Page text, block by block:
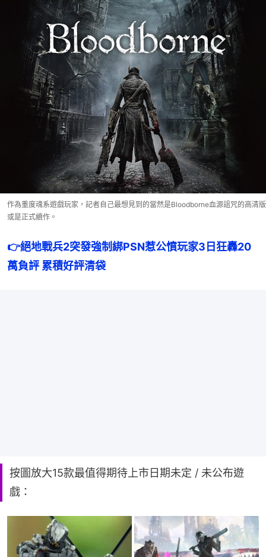
作為重度魂系遊戲玩家，記者自己最想見到的當然是Bloodborne血源詛咒的高清版
或是正式續作。
👉絕地戰兵2突發強制綁PSN惹公憤玩家3日狂轟20
萬負評 累積好評清袋
按圖放大15款最值得期待上市日期未定 / 未公布遊
戲：